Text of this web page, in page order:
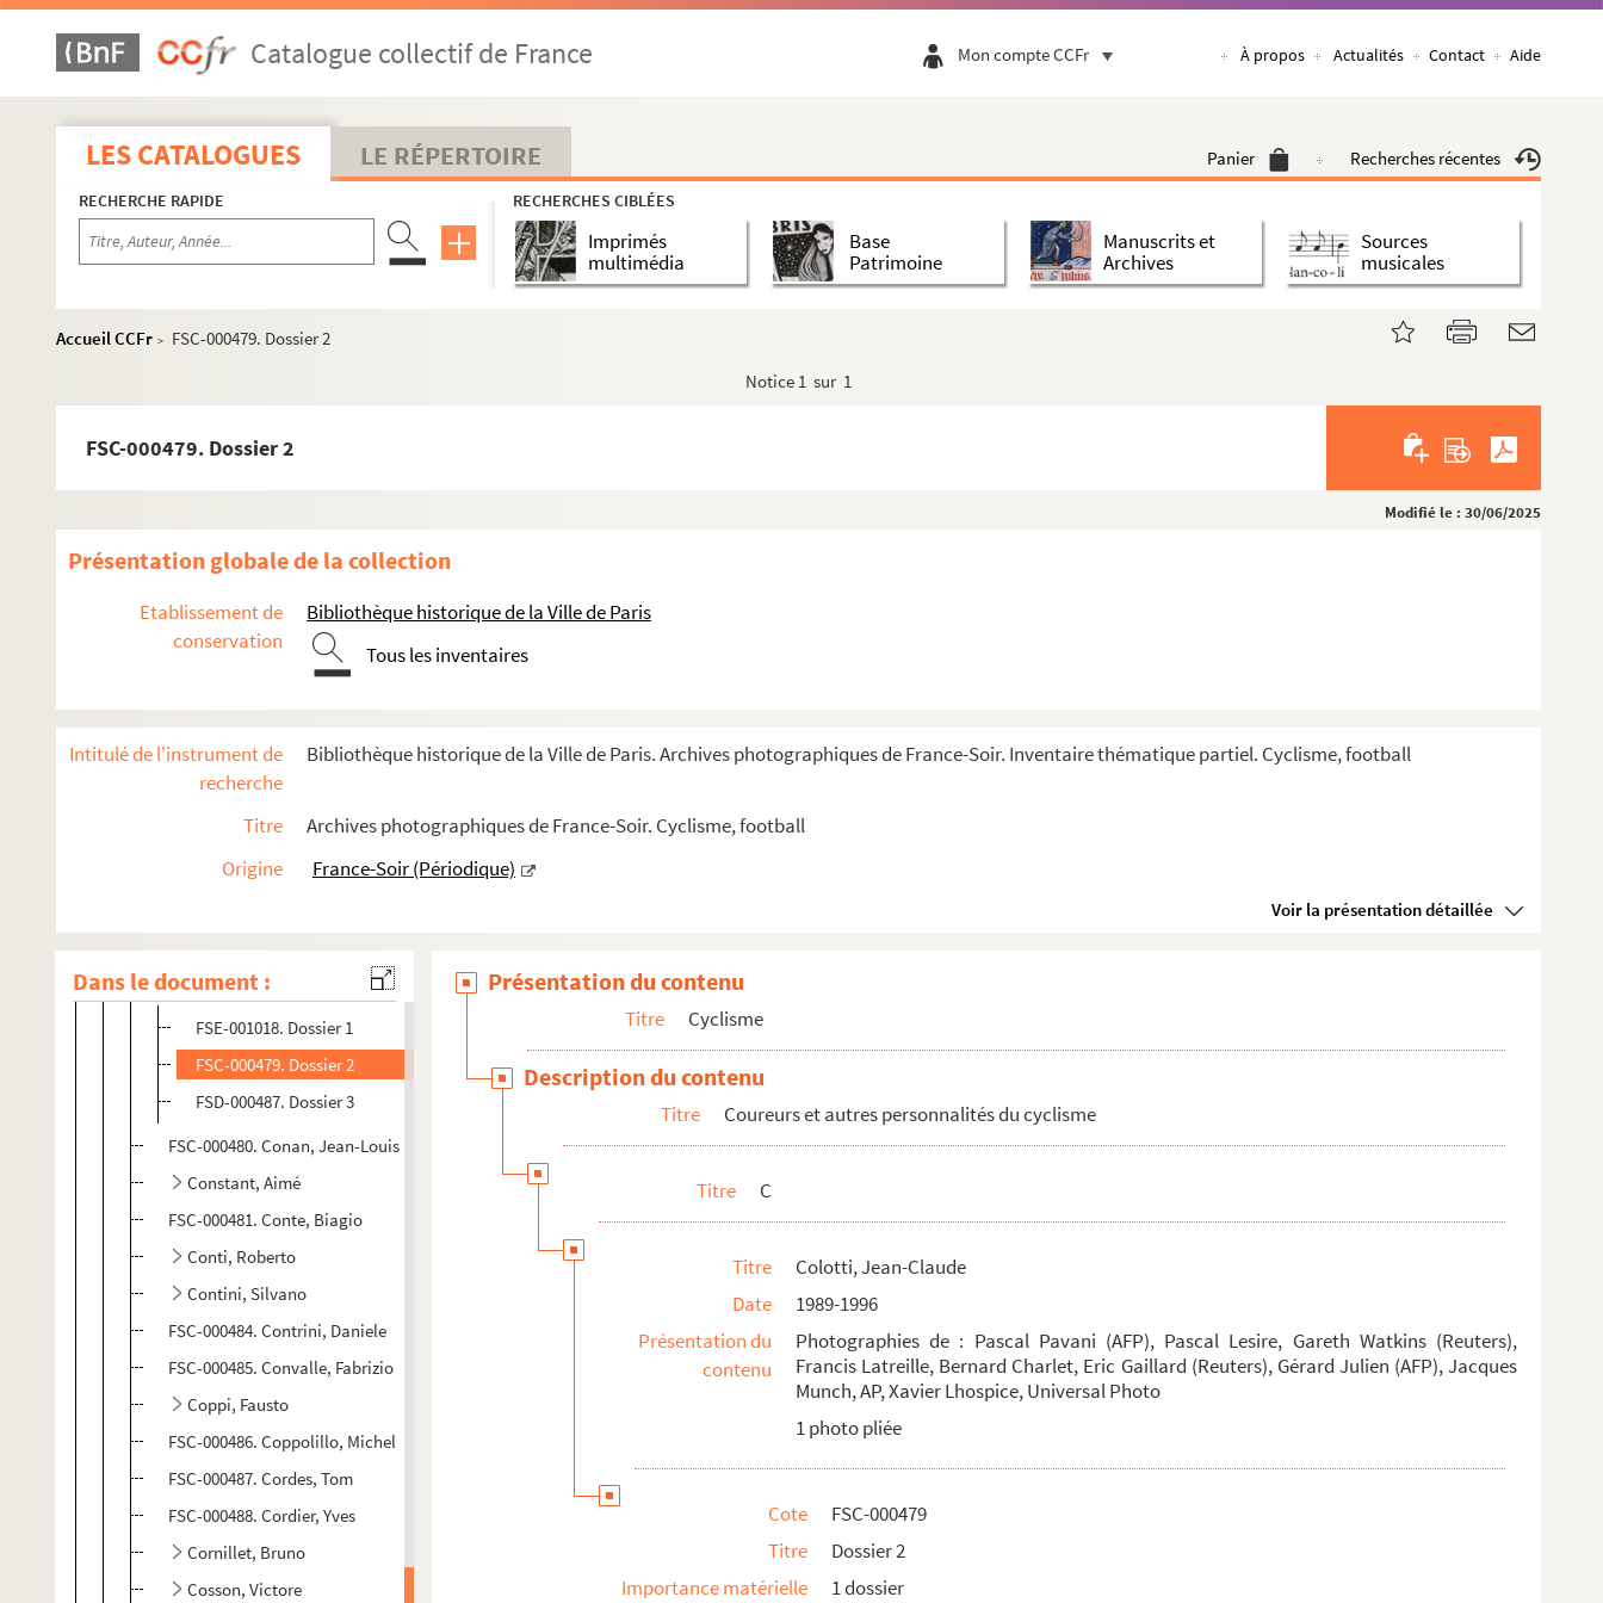
Catalogue collectif de France Mon compte CCFr À propos Actualités Contact Aide
LES CATALOGUES LE RÉPERTOIRE Panier Recherches récentes
RECHERCHE RAPIDE RECHERCHES CIBLÉES
Imprimés
multimédia
Base
Patrimoine
Manuscrits et
Archives
Sources
musicales
Accueil CCFr >
FSC-000479. Dossier 2
Notice 1 sur 1
FSC-000479. Dossier 2
Modifié le : 30/06/2025
Présentation globale de la collection
Etablissement de
conservation
Bibliothèque historique de la Ville de Paris
Tous les inventaires
Intitulé de l'instrument de
recherche
Bibliothèque historique de la Ville de Paris. Archives photographiques de France-Soir. Inventaire thématique partiel. Cyclisme, football
Titre
Archives photographiques de France-Soir. Cyclisme, football
Origine
France-Soir (Périodique)
Voir la présentation détaillée
Dans le document :
FSE-004410. Cipriani
FSE-004411. Claes, Georges
FSE-001013. Claes, Ronny
FSE-004412. Claessens, Jean
FSC-000466. Clark, Danny
FSC-000467. Claudio
Cogan, Joseph
FSE-004418. Cohen
FSD-000485. Colage
FSE-004419. Coletto, Agostino
FSC-000473. Collet, Philippe
FSC-000475. Collinelli, Andrea
Colombo, Gabrielle
FSC-000478. Colonna, Frederico
Colotti, Jean-Claude
FSE-001018. Dossier 1
FSC-000479. Dossier 2
FSD-000487. Dossier 3
FSC-000480. Conan, Jean-Louis
Constant, Aimé
FSC-000481. Conte, Biagio
Conti, Roberto
Contini, Silvano
FSC-000484. Contrini, Daniele
FSC-000485. Convalle, Fabrizio
Coppi, Fausto
FSC-000486. Coppolillo, Michel
FSC-000487. Cordes, Tom
FSC-000488. Cordier, Yves
Cornillet, Bruno
Cosson, Victore
Présentation du contenu
Titre Cyclisme
Description du contenu
Titre Coureurs et autres personnalités du cyclisme
Titre C
Titre
Colotti, Jean-Claude
Date
1989-1996
Présentation du
contenu
Photographies de : Pascal Pavani (AFP), Pascal Lesire, Gareth Watkins (Reuters),
Francis Latreille, Bernard Charlet, Eric Gaillard (Reuters), Gérard Julien (AFP), Jacques
Munch, AP, Xavier Lhospice, Universal Photo
1 photo pliée
Cote
FSC-000479
Titre
Dossier 2
Importance matérielle
1 dossier